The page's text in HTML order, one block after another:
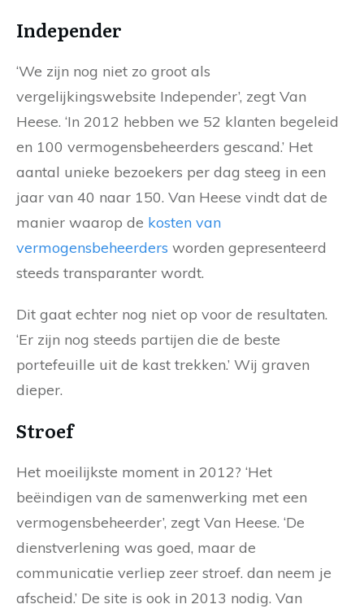
Independer
‘We zijn nog niet zo groot als
vergelijkingswebsite Independer’, zegt Van
Heese. ‘In 2012 hebben we 52 klanten begeleid
en 100 vermogensbeheerders gescand.’ Het
aantal unieke bezoekers per dag steeg in een
jaar van 40 naar 150. Van Heese vindt dat de
manier waarop de kosten van
vermogensbeheerders worden gepresenteerd
steeds transparanter wordt.
Dit gaat echter nog niet op voor de resultaten.
‘Er zijn nog steeds partijen die de beste
portefeuille uit de kast trekken.’ Wij graven
dieper.
Stroef
Het moeilijkste moment in 2012? ‘Het
beëindigen van de samenwerking met een
vermogensbeheerder’, zegt Van Heese. ‘De
dienstverlening was goed, maar de
communicatie verliep zeer stroef. dan neem je
afscheid.’ De site is ook in 2013 nodig. Van